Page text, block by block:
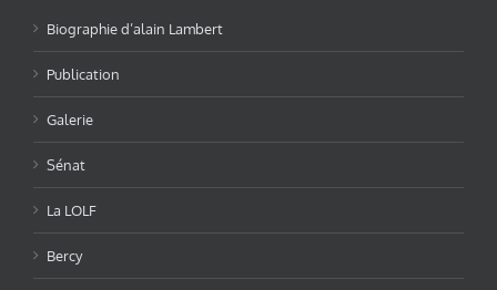
Biographie d’alain Lambert
Publication
Galerie
Sénat
La LOLF
Bercy